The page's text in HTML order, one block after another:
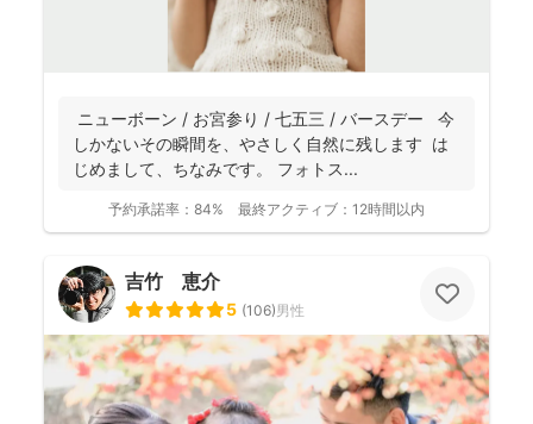
ニューボーン / お宮参り / 七五三 / バースデー 今
しかないその瞬間を、やさしく自然に残します は
じめまして、ちなみです。 フォトス...
予約承諾率： 84% 最終アクティブ： 12時間以内
吉竹 恵介
5 (106)男性